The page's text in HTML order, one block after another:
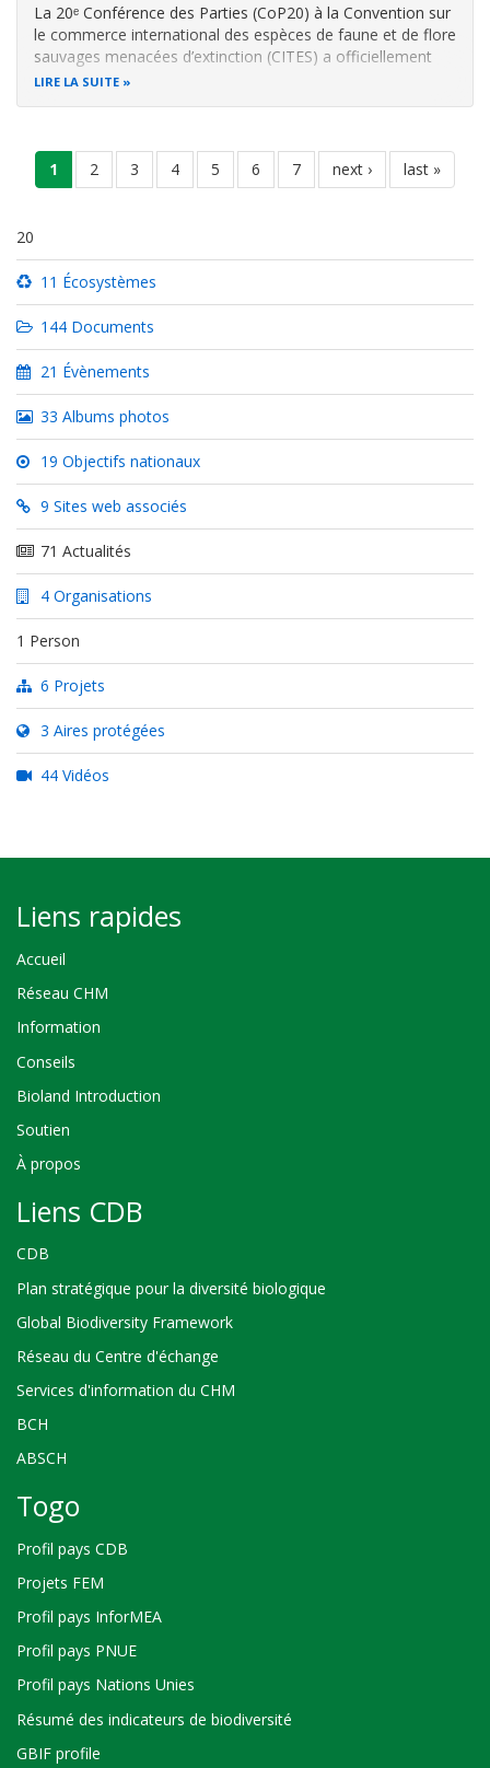
La 20ᵉ Conférence des Parties (CoP20) à la Convention sur
le commerce international des espèces de faune et de flore
sauvages menacées d’extinction (CITES) a officiellement
démarré ce lundi 24 novembre 2025 à Samarkand, en
LIRE LA SUITE
Pagination
page
courante
1 page
2 page
3 page
4 page
5 page
6 page
7
page
suivante
next ›
dernière
page
last »
20
11 Écosystèmes
144 Documents
21 Évènements
33 Albums photos
19 Objectifs nationaux
9 Sites web associés
71 Actualités
4 Organisations
1 Person
6 Projets
3 Aires protégées
44 Vidéos
Liens rapides
Accueil
Réseau CHM
Information
Conseils
Bioland Introduction
Soutien
À propos
Liens CDB
CDB
Plan stratégique pour la diversité biologique
Global Biodiversity Framework
Réseau du Centre d'échange
Services d'information du CHM
BCH
ABSCH
Togo
Profil pays CDB
Projets FEM
Profil pays InforMEA
Profil pays PNUE
Profil pays Nations Unies
Résumé des indicateurs de biodiversité
GBIF profile